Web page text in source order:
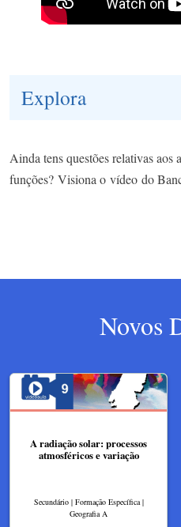
Explora
Ainda tens questões relativas aos
funções? Visiona o vídeo do
Novos
A radiação solar: processos
atmosféricos e variação
Secundário | Formação Específica |
Geografia A